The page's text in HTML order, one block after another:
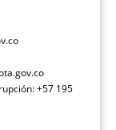
+57 195